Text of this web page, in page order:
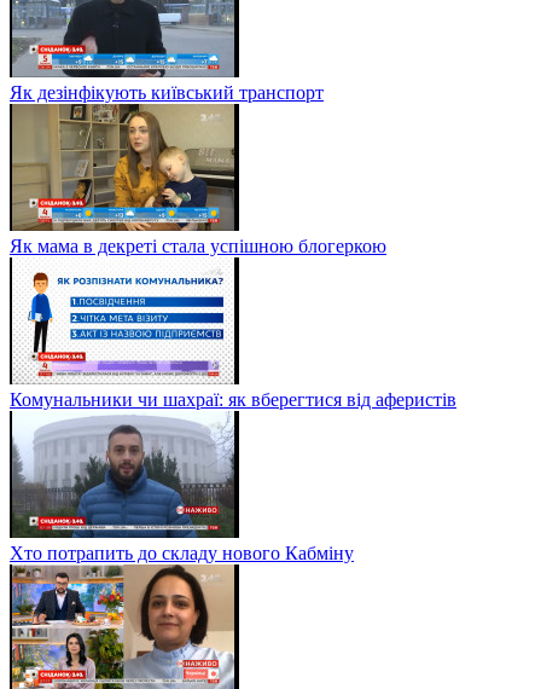
Як дезінфікують київський транспорт
Як мама в декреті стала успішною блогеркою
Комунальники чи шахраї: як вберегтися від аферистів
Хто потрапить до складу нового Кабміну